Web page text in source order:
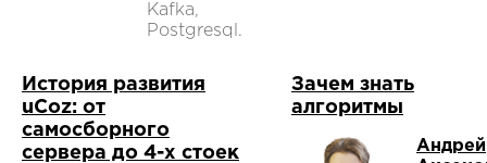
Kafka,
Postgresql.
История развития
uCoz: от
самосборного
сервера до 4-х стоек
Зачем знать
алгоритмы
Андрей